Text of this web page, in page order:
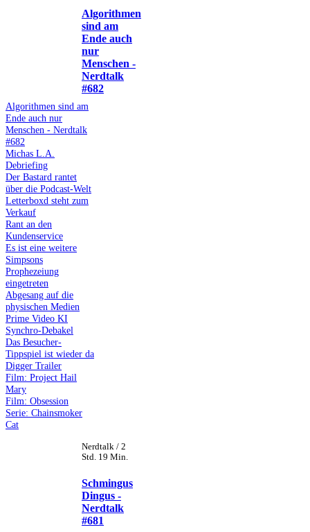
Algorithmen
sind am
Ende auch
nur
Menschen -
Nerdtalk
#682
Algorithmen sind am
Ende auch nur
Menschen - Nerdtalk
#682
Michas L.A.
Debriefing
Der Bastard rantet
über die Podcast-Welt
Letterboxd steht zum
Verkauf
Rant an den
Kundenservice
Es ist eine weitere
Simpsons
Prophezeiung
eingetreten
Abgesang auf die
physischen Medien
Prime Video KI
Synchro-Debakel
Das Besucher-
Tippspiel ist wieder da
Digger Trailer
Film: Project Hail
Mary
Film: Obsession
Serie: Chainsmoker
Cat
Nerdtalk / 2
Std. 19 Min.
Schmingus
Dingus -
Nerdtalk
#681